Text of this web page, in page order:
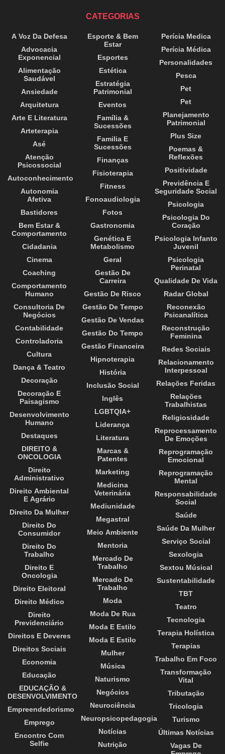
CATEGORIAS
A Voz Da Defesa
Advocacia
Exponencial
Alimentação
Saudável
Ansiedade
Arquitetura
Arte E Literatura
Arteterapia
Asé
Atenção
Psicossocial
Autoconhecimento
Autonomia
Afetiva
Bastidores
Bem Estar &
Comportamento
Cidadania
Cinema
Coaching
Comportamento
Humano
Consultoria De
Negócios
Contabilidade
Controladoria
Cultura
Dança & Teatro
Decoração
Decoração E
Paisagismo
Desenvolvimento
Humano
Destaques
DIREITO &
ONCOLOGIA
Direito
Administrativo
Direito Ambiental
E Agrário
Direito Da Mulher
Direito Do
Consumidor
Direito Do
Trabalho
Direito E
Oncologia
Direito Eleitoral
Direito Médico
Direito
Previdenciário
Direitos E Deveres
Direitos Sociais
Economia
Educação
EDUCAÇÃO &
DESENVOLVIMENTO
Empreendedorismo
Emprego
Encontro Com
Selfie
Esporte & Bem
Estar
Esportes
Estética
Estratégia
Patrimonial
Eventos
Família &
Sucessões
Familia E
Sucessões
Finanças
Fisioterapia
Fitness
Fonoaudiologia
Fotos
Gastronomia
Genética E
Metabolismo
Geral
Gestão De
Carreira
Gestão De Risco
Gestão De Tempo
Gestão De Vendas
Gestão Do Tempo
Gestão Financeira
Hipnoterapia
História
Inclusão Social
Inglês
LGBTQIA+
Liderança
Literatura
Marcas &
Patentes
Marketing
Medicina
Veterinária
Mediunidade
Megastral
Meio Ambiente
Mentoria
Mercado De
Trabalho
Mercado De
Trabalho
Moda
Moda De Rua
Moda E Estilo
Moda E Estilo
Mulher
Música
Naturismo
Negócios
Neurociência
Neuropsicopedagogia
Notícias
Nutrição
Perícia Medica
Perícia Médica
Personalidades
Pesca
Pet
Pet
Planejamento
Patrimonial
Plus Size
Poemas &
Reflexões
Positividade
Previdência E
Seguridade Social
Psicologia
Psicologia Do
Coração
Psicologia Infanto
Juvenil
Psicologia
Perinatal
Qualidade De Vida
Radar Global
Reconexão
Psicanalítica
Reconstrução
Feminina
Redes Sociais
Relacionamento
Interpessoal
Relações Feridas
Relações
Trabalhistas
Religiosidade
Reprocessamento
De Emoções
Reprogramação
Emocional
Reprogramação
Mental
Responsabilidade
Social
Saúde
Saúde Da Mulher
Serviço Social
Sexologia
Sextou Músical
Sustentabilidade
TBT
Teatro
Tecnologia
Terapia Holística
Terapias
Trabalho Em Foco
Transformação
Vital
Tributação
Tricologia
Turismo
Últimas Notícias
Vagas De